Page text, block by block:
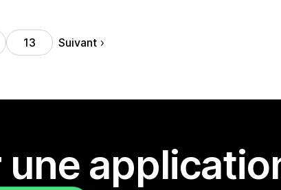
13 Suivant